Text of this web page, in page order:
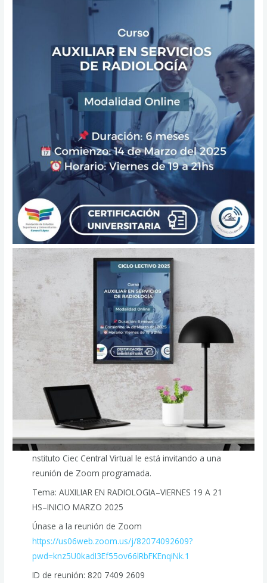
nstituto Ciec Central Virtual le está invitando a una
reunión de Zoom programada.
Tema: AUXILIAR EN RADIOLOGIA–VIERNES 19 A 21
HS–INICIO MARZO 2025
Únase a la reunión de Zoom
https://us06web.zoom.us/j/82074092609?
pwd=knz5U0kadI3Ef55ov66lRbFKEnqiNk.1
ID de reunión: 820 7409 2609